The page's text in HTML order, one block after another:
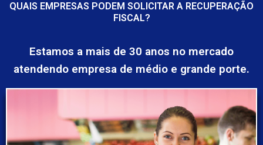
QUAIS EMPRESAS PODEM SOLICITAR A RECUPERAÇÃO
FISCAL?
Estamos a mais de 30 anos no mercado
atendendo empresa de médio e grande porte.